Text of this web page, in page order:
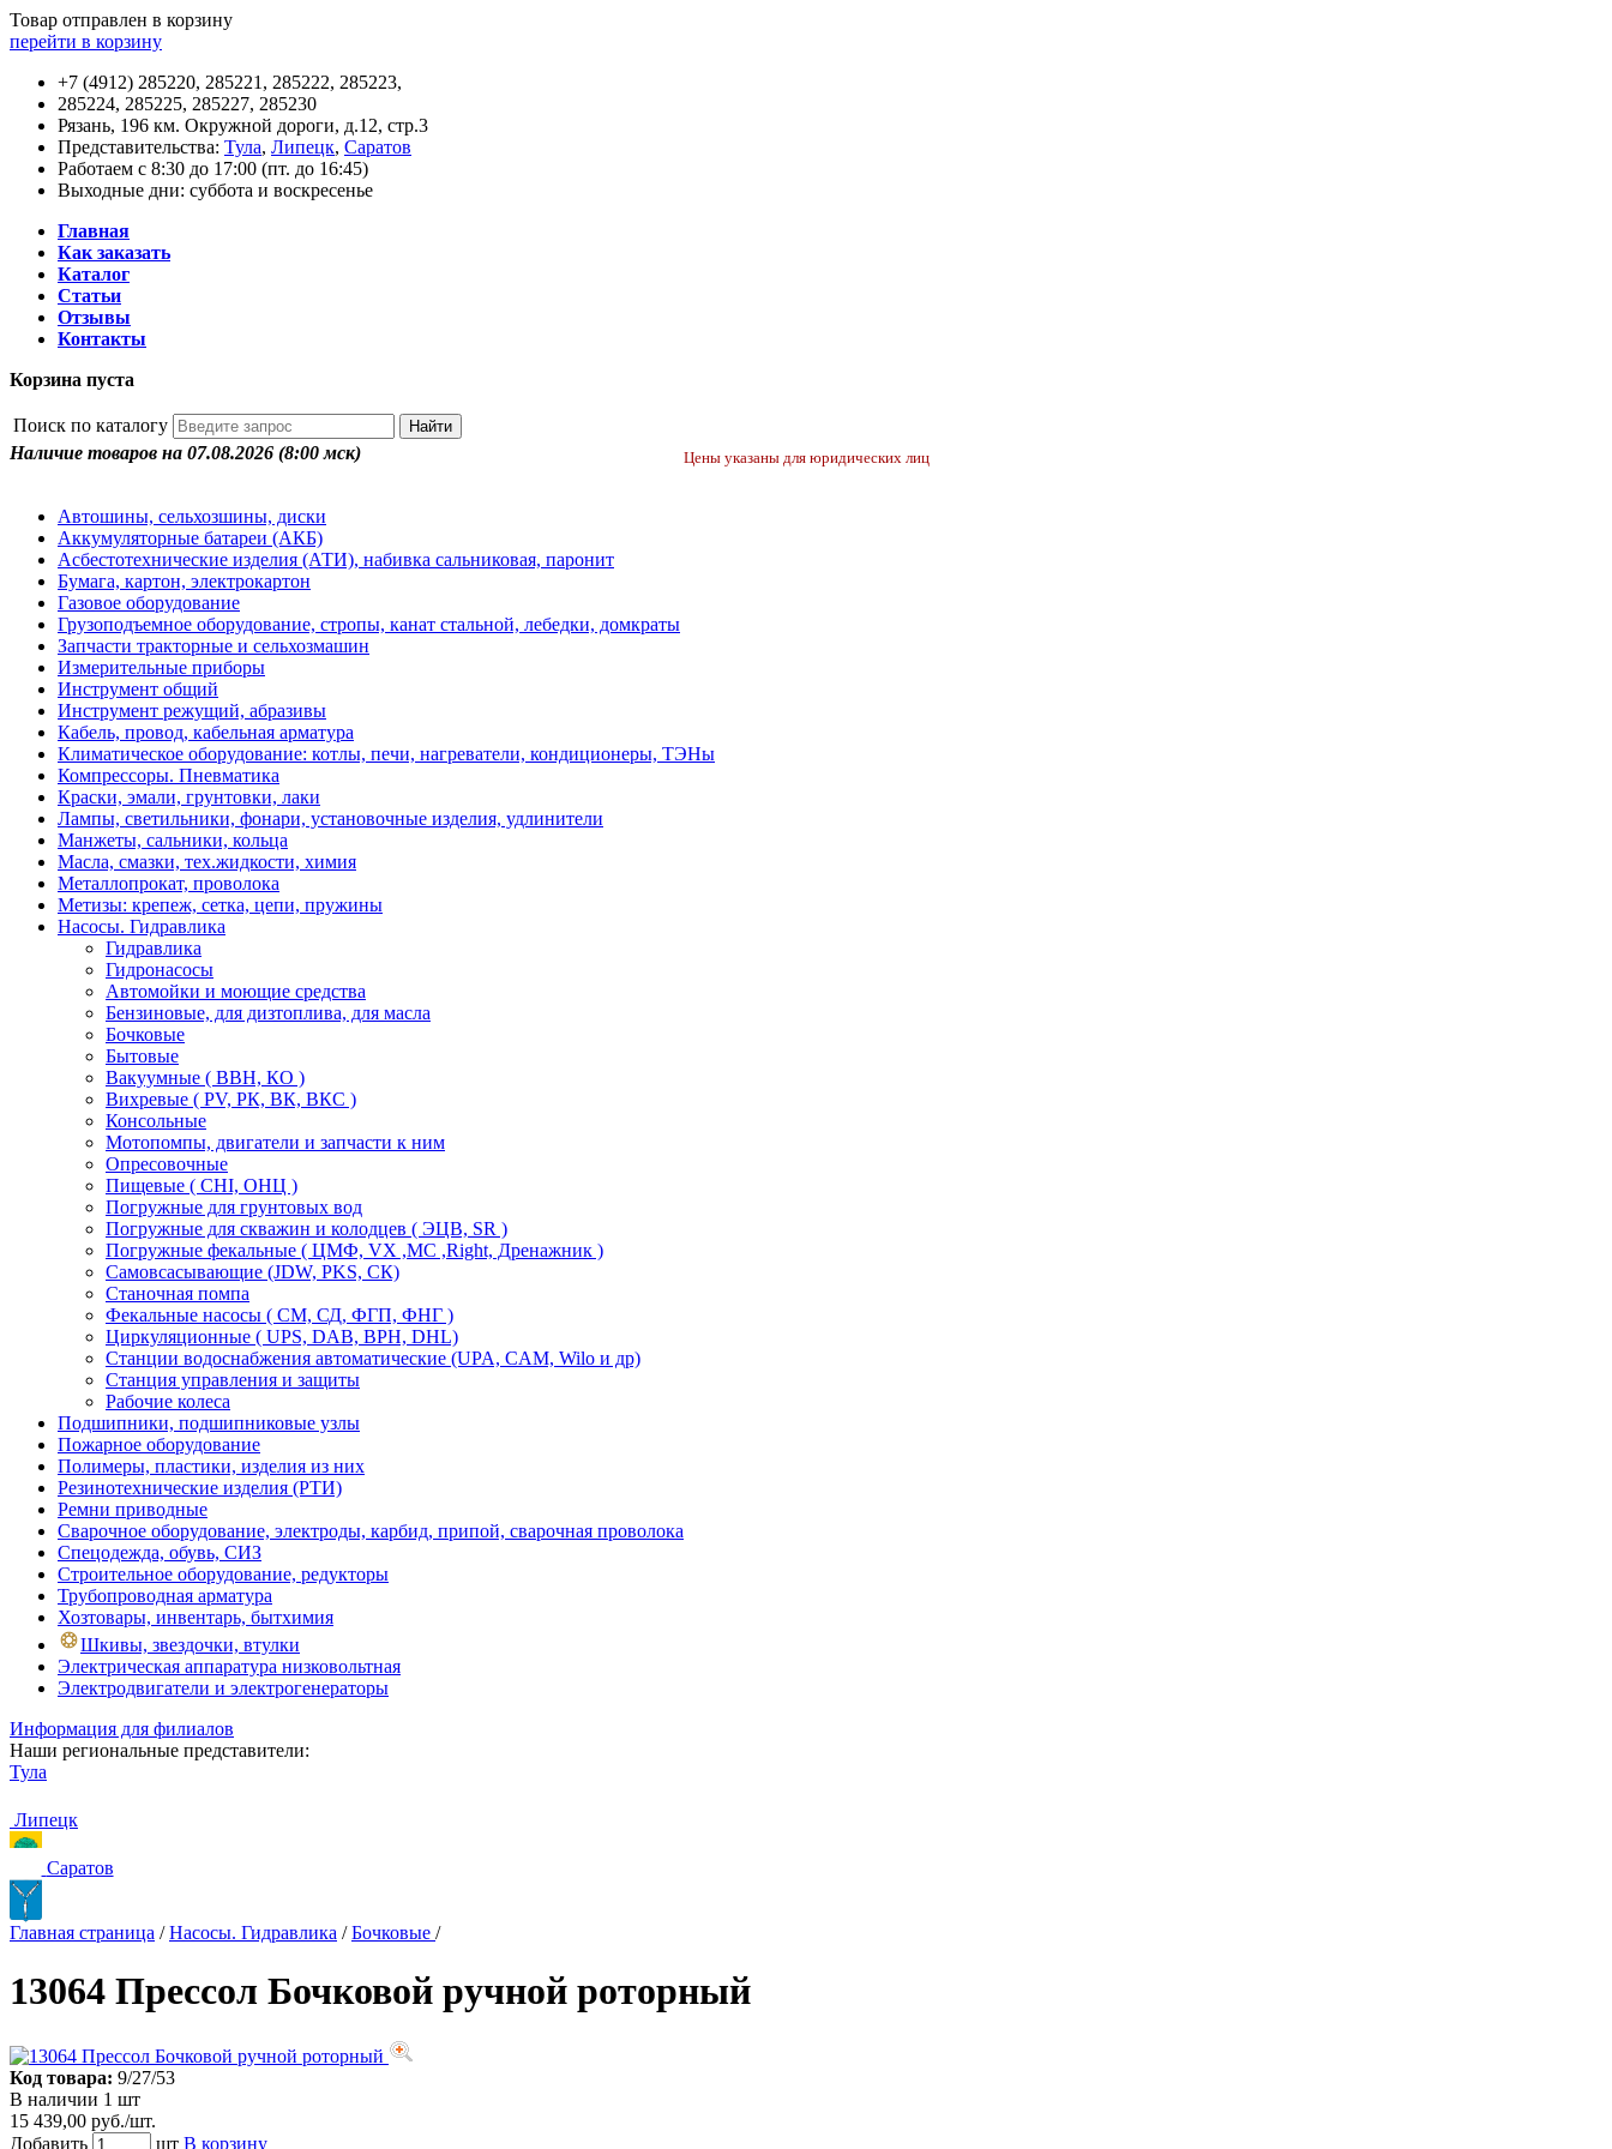
Товар отправлен в корзину
перейти в корзину
+7 (4912) 285220, 285221, 285222, 285223,
285224, 285225, 285227, 285230
Рязань, 196 км. Окружной дороги, д.12, стр.3
Представительства: Тула, Липецк, Саратов
Работаем с 8:30 до 17:00 (пт. до 16:45)
Выходные дни: суббота и воскресенье
Главная
Как заказать
Каталог
Статьи
Отзывы
Контакты
Корзина пуста
Поиск по каталогу
Наличие товаров на 07.08.2026 (8:00 мск) Цены указаны для юридических лиц
Автошины, сельхозшины, диски
Аккумуляторные батареи (АКБ)
Асбестотехнические изделия (АТИ), набивка сальниковая, паронит
Бумага, картон, электрокартон
Газовое оборудование
Грузоподъемное оборудование, стропы, канат стальной, лебедки, домкраты
Запчасти тракторные и сельхозмашин
Измерительные приборы
Инструмент общий
Инструмент режущий, абразивы
Кабель, провод, кабельная арматура
Климатическое оборудование: котлы, печи, нагреватели, кондиционеры, ТЭНы
Компрессоры. Пневматика
Краски, эмали, грунтовки, лаки
Лампы, светильники, фонари, установочные изделия, удлинители
Манжеты, сальники, кольца
Масла, смазки, тех.жидкости, химия
Металлопрокат, проволока
Метизы: крепеж, сетка, цепи, пружины
Насосы. Гидравлика
Гидравлика
Гидронасосы
Автомойки и моющие средства
Бензиновые, для дизтоплива, для масла
Бочковые
Бытовые
Вакуумные ( ВВН, КО )
Вихревые ( PV, РК, ВК, ВКС )
Консольные
Мотопомпы, двигатели и запчасти к ним
Опресовочные
Пищевые ( CHI, ОНЦ )
Погружные для грунтовых вод
Погружные для скважин и колодцев ( ЭЦВ, SR )
Погружные фекальные ( ЦМФ, VX ,MC ,Right, Дренажник )
Самовсасывающие (JDW, PKS, СК)
Станочная помпа
Фекальные насосы ( СМ, СД, ФГП, ФНГ )
Циркуляционные ( UPS, DAB, ВРН, DHL)
Станции водоснабжения автоматические (UPA, CАМ, Wilo и др)
Станция управления и защиты
Рабочие колеса
Подшипники, подшипниковые узлы
Пожарное оборудование
Полимеры, пластики, изделия из них
Резинотехнические изделия (РТИ)
Ремни приводные
Сварочное оборудование, электроды, карбид, припой, сварочная проволока
Спецодежда, обувь, СИЗ
Строительное оборудование, редукторы
Трубопроводная арматура
Хозтовары, инвентарь, бытхимия
Шкивы, звездочки, втулки
Электрическая аппаратура низковольтная
Электродвигатели и электрогенераторы
Информация для филиалов
Наши региональные представители:
Тула
Липецк
Саратов
Главная страница / Насосы. Гидравлика / Бочковые /
13064 Прессол Бочковой ручной роторный
Код товара: 9/27/53
В наличии 1 шт
15 439,00 руб./шт.
Добавить
шт В корзину